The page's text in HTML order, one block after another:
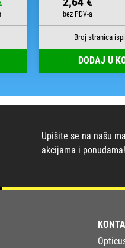
Broj stranica
DODAJ U
Upišite se na našu
akcijama i ponudama!